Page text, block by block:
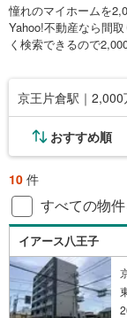
憧れのマイホームを
Yahoo!不動産なら間
く検索できるので
京王片倉駅｜2,000
おすすめ順
10 件
すべての物
イアース八王子